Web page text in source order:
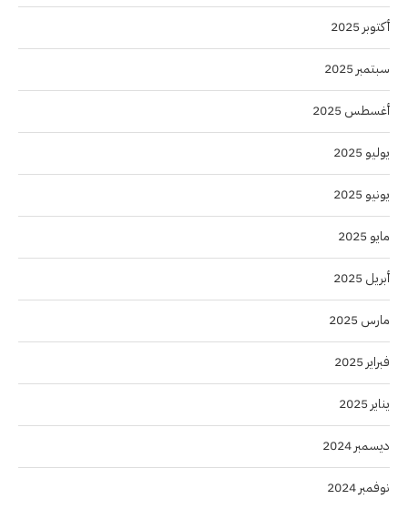
أكتوبر 2025
سبتمبر 2025
أغسطس 2025
يوليو 2025
يونيو 2025
مايو 2025
أبريل 2025
مارس 2025
فبراير 2025
يناير 2025
ديسمبر 2024
نوفمبر 2024